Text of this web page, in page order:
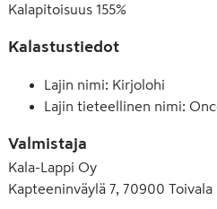
Kalapitoisuus 155%
Kalastustiedot
Lajin nimi: Kirjolohi
Lajin tieteellinen nimi:
Valmistaja
Kala-Lappi Oy
Kapteeninväylä 7, 70900 Toivala